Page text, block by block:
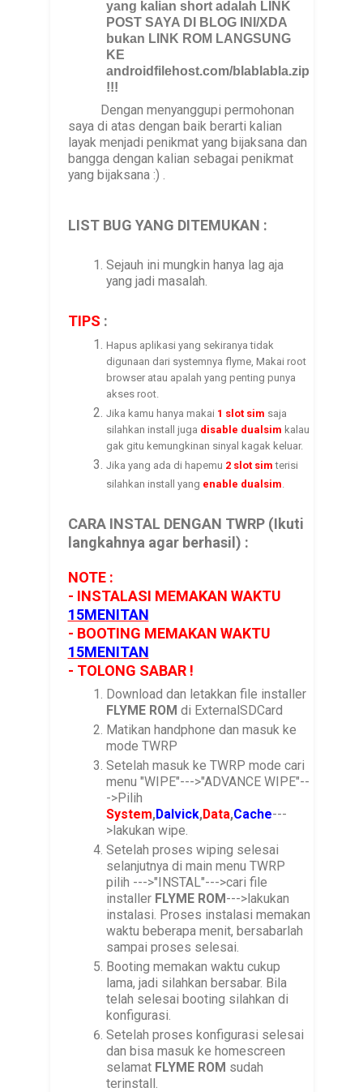
yang kalian short adalah LINK
POST SAYA DI BLOG INI/XDA
bukan LINK ROM LANGSUNG
KE
androidfilehost.com/blablabla.zip
!!!
Dengan menyanggupi permohonan
saya di atas dengan baik berarti kalian
layak menjadi penikmat yang bijaksana dan
bangga dengan kalian sebagai penikmat
yang bijaksana :) .
LIST BUG YANG DITEMUKAN :
Sejauh ini mungkin hanya lag aja
yang jadi masalah.
TIPS :
Hapus aplikasi yang sekiranya tidak
digunaan dari systemnya flyme, Makai root
browser atau apalah yang penting punya
akses root.
Jika kamu hanya makai 1 slot sim saja
silahkan install juga disable dualsim kalau
gak gitu kemungkinan sinyal kagak keluar.
Jika yang ada di hapemu 2 slot sim terisi
silahkan install yang enable dualsim.
CARA INSTAL DENGAN TWRP (Ikuti
langkahnya agar berhasil) :
NOTE :
- INSTALASI MEMAKAN WAKTU
15MENITAN
- BOOTING MEMAKAN WAKTU
15MENITAN
- TOLONG SABAR !
Download dan letakkan file installer
FLYME ROM di ExternalSDCard
Matikan handphone dan masuk ke
mode TWRP
Setelah masuk ke TWRP mode cari
menu "WIPE"--->"ADVANCE WIPE"--
->Pilih
System,Dalvick,Data,Cache---
>lakukan wipe.
Setelah proses wiping selesai
selanjutnya di main menu TWRP
pilih --->"INSTAL"--->cari file
installer FLYME ROM--->lakukan
instalasi. Proses instalasi memakan
waktu beberapa menit, bersabarlah
sampai proses selesai.
Booting memakan waktu cukup
lama, jadi silahkan bersabar. Bila
telah selesai booting silahkan di
konfigurasi.
Setelah proses konfigurasi selesai
dan bisa masuk ke homescreen
selamat FLYME ROM sudah
terinstall.